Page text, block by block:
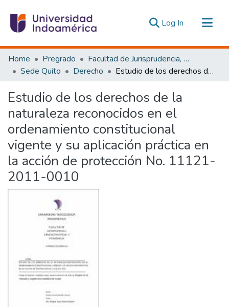
Log In (current)
Communities & Collections
All of DSpace
Estadísticas Externas
Home Pregrado
Facultad de Jurisprudencia, Ciencias Políticas y Económicas
Sede Quito
Derecho Estudio de los derechos de la naturaleza reconocidos en el ordenamiento constitucional vigente y su aplicación práctica en la acción de protección No. 11121-2011-0010
Estudio de los derechos de la
naturaleza reconocidos en el
ordenamiento constitucional
vigente y su aplicación práctica en
la acción de protección No. 11121-
2011-0010